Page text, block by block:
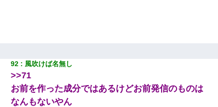
92 風吹けば名無し
>>71
お前を作った成分ではあるけどお前発信のものは
なんもないやん